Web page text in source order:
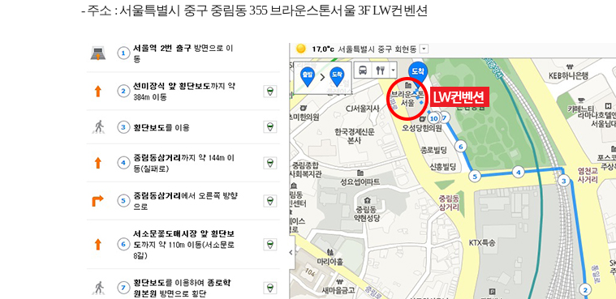
- 주소 :서울특별시 중구 중림동 355 브라운스톤서울 3FLW컨벤션